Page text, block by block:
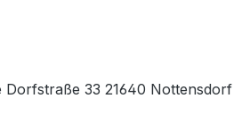
33 21640 Nottensdorf